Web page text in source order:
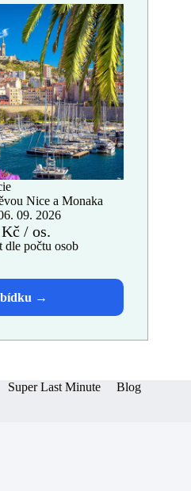
Nice a Monaka
09. 2026
/ os.
dle počtu osob
Super Last Minute Blog